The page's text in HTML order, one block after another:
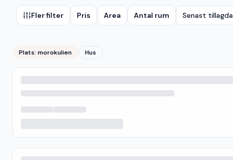
Fler filter Pris Area Antal rum Senast tillagda
Plats: morokulien Hus